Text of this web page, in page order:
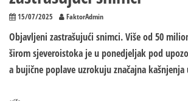
15/07/2025 FaktorAdmin
Objavljeni zastrašujući snimci. Više od 50
širom sjeveroistoka je u ponedjeljak pod
a bujične poplave uzrokuju značajna kašnjenja